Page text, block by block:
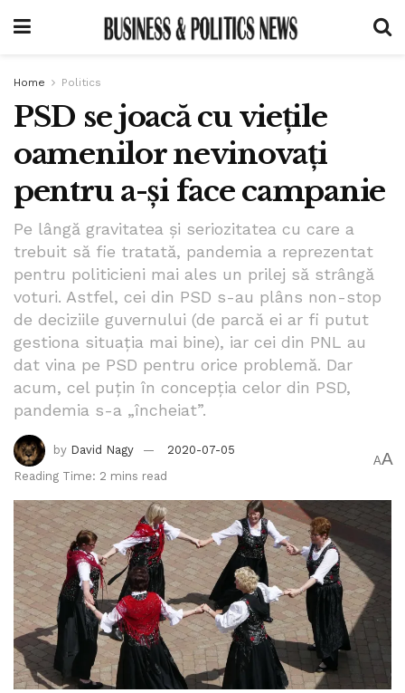
Home Politics
PSD se joacă cu viețile
oamenilor nevinovați
pentru a-și face campanie
Pe lângă gravitatea și seriozitatea cu care a
trebuit să fie tratată, pandemia a reprezentat
pentru politicieni mai ales un prilej să strângă
voturi. Astfel, cei din PSD s-au plâns non-stop
de deciziile guvernului (de parcă ei ar fi putut
gestiona situația mai bine), iar cei din PNL au
dat vina pe PSD pentru orice problemă. Dar
acum, cel puțin în concepția celor din PSD,
pandemia s-a „încheiat”.
by David Nagy
2020-07-05
Reading Time: 2 mins read
AA